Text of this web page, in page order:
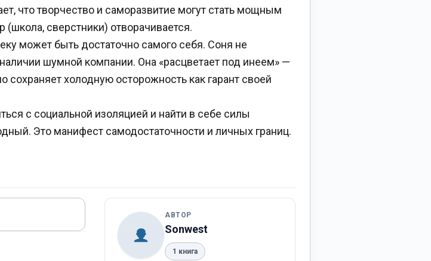
что творчество и саморазвитие могут стать мощным
сверстники) отворачивается.
может быть достаточно самого себя. Соня не
шумной компании. Она «расцветает под инеем» —
сохраняет холодную осторожность как гарант своей
с социальной изоляцией и найти в себе силы
Это манифест самодостаточности и личных границ.
АВТОР
Sonwest
1 книга